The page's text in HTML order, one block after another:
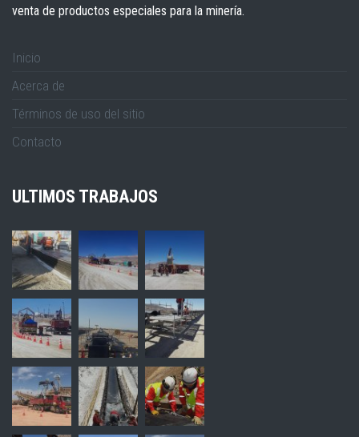
venta de productos especiales para la minería.
Inicio
Acerca de
Términos de uso del sitio
Contacto
ULTIMOS TRABAJOS